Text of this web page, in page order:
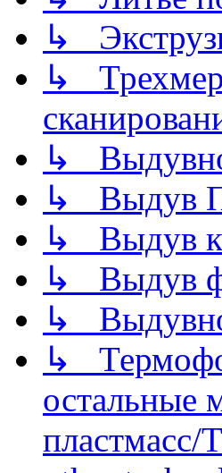
↳
↳
↳
↳ Выдув
↳ Выдув
↳ Выдув
↳
↳
остальные